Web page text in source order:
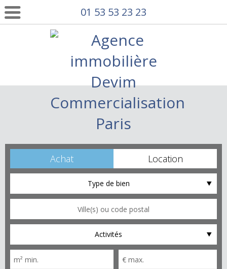
01 53 53 23 23
Achat Location
Type de bien
Activités